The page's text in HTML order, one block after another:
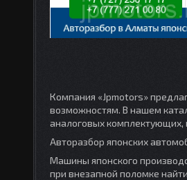
Компания «Jpmotors»
возможностям. В нашем
аналоговых комплектующих,
Авторазбор японских
Машины японского
при внезапной поломке